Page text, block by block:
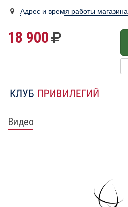
Адрес и время работы магазина
18 900
Видео